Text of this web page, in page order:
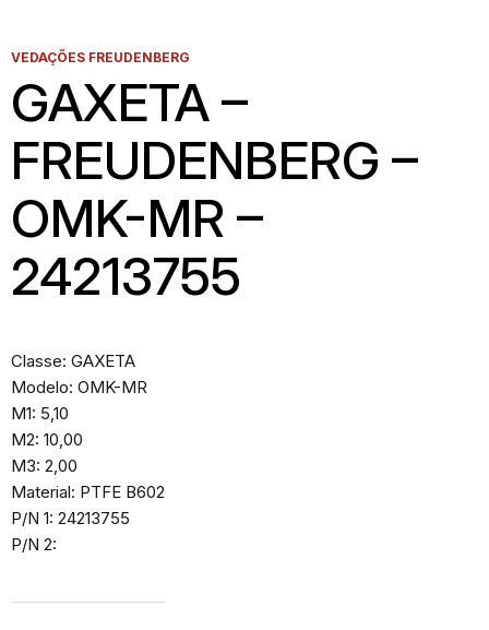
VEDAÇÕES FREUDENBERG
GAXETA –
FREUDENBERG –
OMK-MR –
24213755
Classe: GAXETA
Modelo: OMK-MR
M1: 5,10
M2: 10,00
M3: 2,00
Material: PTFE B602
P/N 1: 24213755
P/N 2: